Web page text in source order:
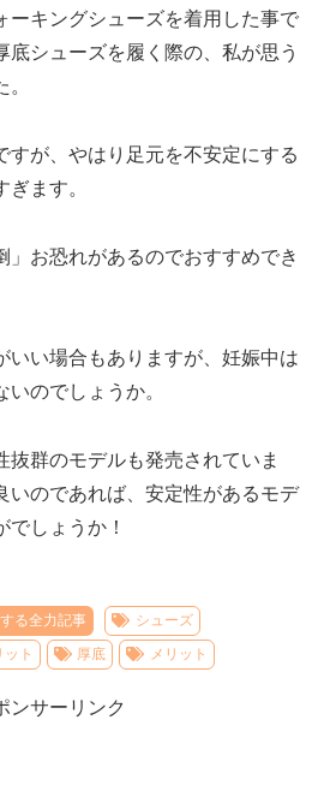
ーキングシューズを着用した事で
底シューズを履く際の、私が思う
すが、やはり足元を不安定にする
ます。
」お恐れがあるのでおすすめでき
いい場合もありますが、妊娠中は
のでしょうか。
抜群のモデルも発売されていま
いのであれば、安定性があるモデ
でしょうか！
る全力記事
シューズ
ト 厚底 メリット
ンサーリンク